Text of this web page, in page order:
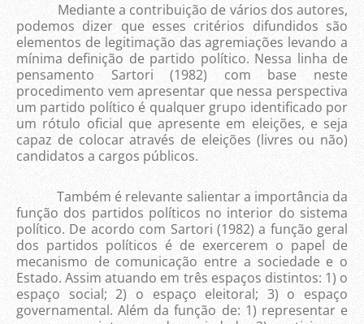
Mediante a contribuição de vários dos autores,
podemos dizer que esses critérios difundidos são
elementos de legitimação das agremiações levando a
mínima definição de partido político. Nessa linha de
pensamento Sartori (1982) com base neste
procedimento vem apresentar que nessa perspectiva
um partido político é qualquer grupo identificado por
um rótulo oficial que apresente em eleições, e seja
capaz de colocar através de eleições (livres ou não)
candidatos a cargos públicos.
Também é relevante salientar a importância da
função dos partidos políticos no interior do sistema
político. De acordo com Sartori (1982) a função geral
dos partidos políticos é de exercerem o papel de
mecanismo de comunicação entre a sociedade e o
Estado. Assim atuando em três espaços distintos: 1) o
espaço social; 2) o espaço eleitoral; 3) o espaço
governamental. Além da função de: 1) representar e